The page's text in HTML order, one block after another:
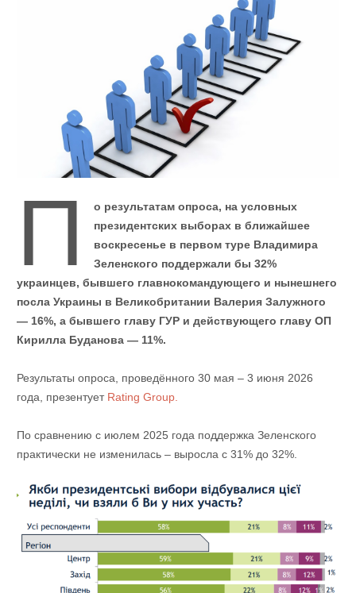
П
о результатам опроса, на условных
президентских выборах в ближайшее
воскресенье в первом туре Владимира
Зеленского поддержали бы 32%
украинцев, бывшего главнокомандующего и нынешнего
посла Украины в Великобритании Валерия Залужного
— 16%, а бывшего главу ГУР и действующего главу ОП
Кирилла Буданова — 11%.
Результаты опроса, проведённого 30 мая – 3 июня 2026
года, презентует Rating Group.
По сравнению с июлем 2025 года поддержка Зеленского
практически не изменилась – выросла с 31% до 32%.